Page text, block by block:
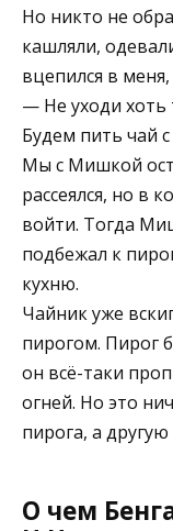
Но никто не
кашляли,
вцепился в
— Не уходи хоть
Будем пить чай
Мы с Мишкой
рассеялся, но в
войти. Тогда
подбежал к
кухню.
Чайник уже
пирогом. Пирог
он всё-таки
огней. Но это
пирога, а
О чем